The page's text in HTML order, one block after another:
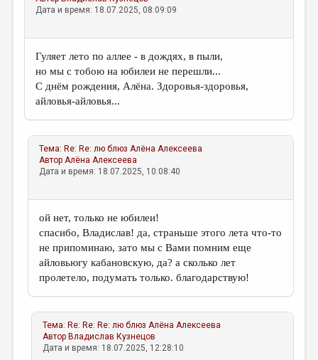
Дата и время: 18.07.2025, 08:09:09
Гуляет лето по аллее - в дождях, в пыли,
но мы с тобою на юбилеи не перешли...
С днём рождения, Алёна. Здоровья-здоровья,
айловья-айловья...
Тема: Re: Re: лю блюз Алёна Алексеева
АвторАлёна Алексеева
Дата и время: 18.07.2025, 10:08:40
ой нет, только не юбилеи!
спасибо, Владислав! да, страньше этого лета что-то
не припоминаю, зато мы с Вами помним еще
айловьюгу кабановскую, да? а сколько лет
пролетело, подумать только. благодарствую!
Тема: Re: Re: Re: лю блюз Алёна Алексеева
Автор Владислав Кузнецов
Дата и время: 18.07.2025, 12:28:10